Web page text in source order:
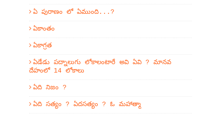
ఏ పురాణం లో ఏముంది...?
ఏకాంతం
ఏకాగ్రత
ఏడేడు పద్నాలుగు లోకాలంటారే అవి ఏవి ? మానవ
దేహంలో 14 లోకాలు
ఏది నిజం ?
ఏది సత్యం ? ఏదసత్యం ? ఓ మహాత్మా